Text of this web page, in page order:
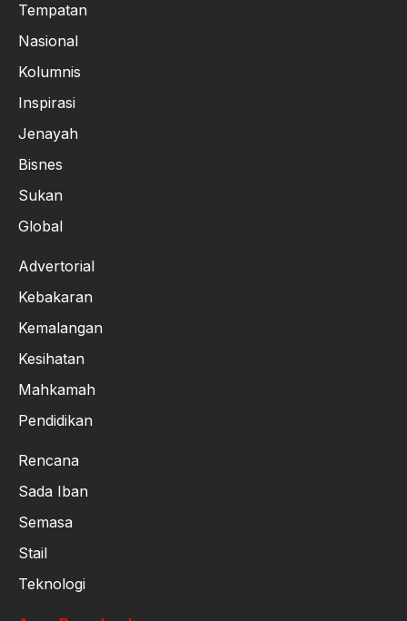
Tempatan
Nasional
Kolumnis
Inspirasi
Jenayah
Bisnes
Sukan
Global
Advertorial
Kebakaran
Kemalangan
Kesihatan
Mahkamah
Pendidikan
Rencana
Sada Iban
Semasa
Stail
Teknologi